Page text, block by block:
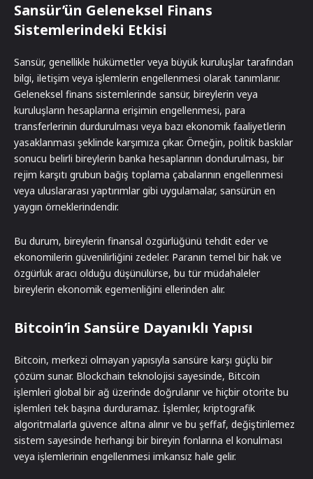
Sansür’ün Geleneksel Finans
Sistemlerindeki Etkisi
Sansür, genellikle hükümetler veya büyük kuruluşlar tarafından
bilgi, iletişim veya işlemlerin engellenmesi olarak tanımlanır.
Geleneksel finans sistemlerinde sansür, bireylerin veya
kuruluşların hesaplarına erişimin engellenmesi, para
transferlerinin durdurulması veya bazı ekonomik faaliyetlerin
yasaklanması şeklinde karşımıza çıkar. Örneğin, politik baskılar
sonucu belirli bireylerin banka hesaplarının dondurulması, bir
rejim karşıtı grubun bağış toplama çabalarının engellenmesi
veya uluslararası yaptırımlar gibi uygulamalar, sansürün en
yaygın örneklerindendir.
Bu durum, bireylerin finansal özgürlüğünü tehdit eder ve
ekonomilerin güvenilirliğini zedeler. Paranın temel bir hak ve
özgürlük aracı olduğu düşünülürse, bu tür müdahaleler
bireylerin ekonomik egemenliğini ellerinden alır.
Bitcoin’in Sansüre Dayanıklı Yapısı
Bitcoin, merkezi olmayan yapısıyla sansüre karşı güçlü bir
çözüm sunar. Blockchain teknolojisi sayesinde, Bitcoin
işlemleri global bir ağ üzerinde doğrulanır ve hiçbir otorite bu
işlemleri tek başına durduramaz. İşlemler, kriptografik
algoritmalarla güvence altına alınır ve bu şeffaf, değiştirilemez
sistem sayesinde herhangi bir bireyin fonlarına el konulması
veya işlemlerinin engellenmesi imkansız hale gelir.